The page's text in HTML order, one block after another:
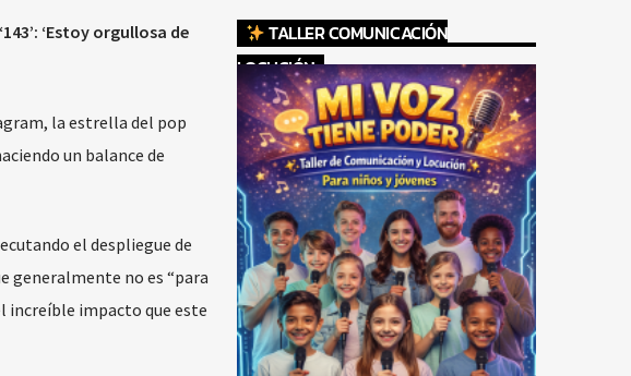
‘Estoy orgullosa de
la estrella del pop
un balance de
el despliegue de
generalmente no es “para
increíble impacto que este
TALLER COMUNICACIÓN
LOCUCIÓN